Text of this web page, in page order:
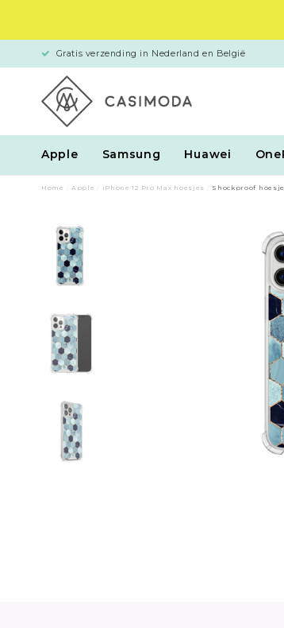
Gratis verzending in Nederland en België
Apple Samsung Huawei
Home Apple iPhone 12 Pro Max hoesjes Shockproof